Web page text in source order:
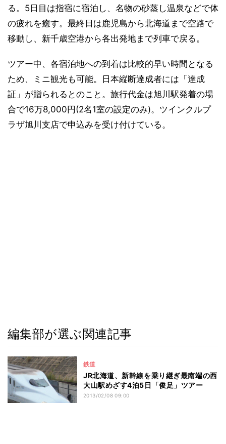
る。5日目は指宿に宿泊し、名物の砂蒸し温泉などで体
の疲れを癒す。最終日は鹿児島から北海道まで空路で
移動し、新千歳空港から各出発地まで列車で戻る。
ツアー中、各宿泊地への到着は比較的早い時間となる
ため、ミニ観光も可能。日本縦断達成者には「達成
証」が贈られるとのこと。旅行代金は旭川駅発着の場
合で16万8,000円(2名1室の設定のみ)。ツインクルプ
ラザ旭川支店で申込みを受け付けている。
編集部が選ぶ関連記事
鉄道
JR北海道、新幹線を乗り継ぎ最南端の西
大山駅めざす4泊5日「俊足」ツアー
2013/02/08 09:00